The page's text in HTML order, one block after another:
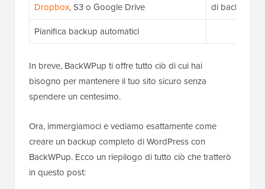
Dropbox, S3 o Google Drive
di backup
Pianifica backup automatici
In breve, BackWPup ti offre tutto ciò di cui hai
bisogno per mantenere il tuo sito sicuro senza
spendere un centesimo.
Ora, immergiamoci e vediamo esattamente come
creare un backup completo di WordPress con
BackWPup. Ecco un riepilogo di tutto ciò che tratterò
in questo post: